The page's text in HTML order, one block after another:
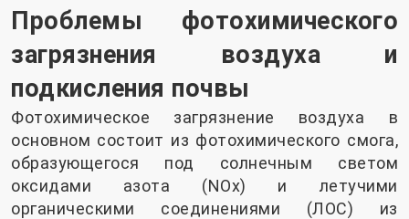
Проблемы фотохимического
загрязнения воздуха и
подкисления почвы
Фотохимическое загрязнение воздуха в
основном состоит из фотохимического смога,
образующегося под солнечным светом
оксидами азота (NOx) и летучими
органическими соединениями (ЛОС) из